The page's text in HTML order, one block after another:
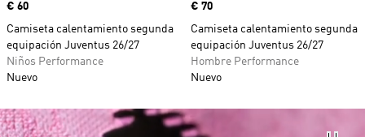
Precio
€ 60
Camiseta calentamiento segunda
equipación Juventus 26/27
Niños Performance
Nuevo
Precio
€ 70
Camiseta calentamiento segunda
equipación Juventus 26/27
Hombre Performance
Nuevo